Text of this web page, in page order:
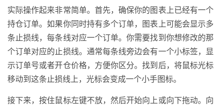
实际操作起来非常简单。首先，确保你的图表上已经有一个
持仓订单。如果你同时持有多个订单，图表上可能会显示多
条止损线，每条线对应一个订单。你需要找到你想修改的那
个订单对应的止损线。通常每条线旁边会有一个小标签，显
示订单号或者开仓价格，方便你区分。找到后，将鼠标光标
移动到这条止损线上，光标会变成一个小手图标。
接下来，按住鼠标左键不放，然后开始向上或向下拖动。向